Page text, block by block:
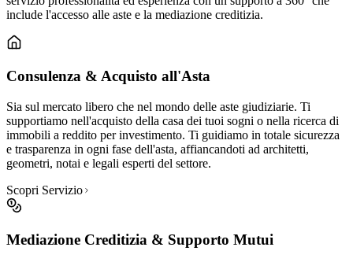
include l'accesso alle aste e la mediazione creditizia.
Consulenza & Acquisto all'Asta
Sia sul mercato libero che nel mondo delle aste giudiziarie. Ti
supportiamo nell'acquisto della casa dei tuoi sogni o nella ricerca di
immobili a reddito per investimento. Ti guidiamo in totale sicurezza
e trasparenza in ogni fase dell'asta, affiancandoti ad architetti,
geometri, notai e legali esperti del settore.
Scopri Servizio
Mediazione Creditizia & Supporto Mutui